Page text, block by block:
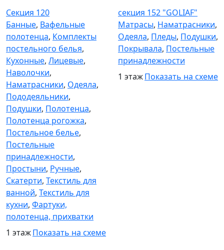
Секция 120
Банные, Вафельные
полотенца, Комплекты
постельного белья,
Кухонные, Лицевые,
Наволочки,
Наматрасники, Одеяла,
Пододеяльники,
Подушки, Полотенца,
Полотенца рогожка,
Постельное белье,
Постельные
принадлежности,
Простыни, Ручные,
Скатерти, Текстиль для
ванной, Текстиль для
кухни, Фартуки,
полотенца, прихватки
1 этажПоказать на схеме
секция 152 "GOLIAF"
Матрасы, Наматрасники,
Одеяла, Пледы, Подушки,
Покрывала, Постельные
принадлежности
1 этажПоказать на схеме